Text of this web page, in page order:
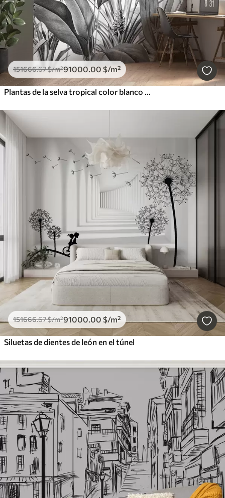
151666.67$/m²91000.00 $/m²
Plantas de la selva tropical color blanco y negro
151666.67$/m²91000.00 $/m²
Siluetas de dientes de león en el túnel